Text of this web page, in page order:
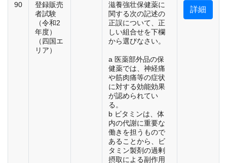
90
登録販売
者試験
（令和2
年度）
（四国エ
リア）
滋養強壮保健薬に
関する次の記述の
正誤について、正
しい組合せを下欄
から選びなさい。
a 医薬部外品の保
健薬では、神経痛
や筋肉痛等の症状
に対する効能効果
が認められてい
る。
b ビタミンは、体
内の代謝に重要な
働きを担うもので
あることから、ビ
タミン製剤の過剰
摂取による副作用
詳細